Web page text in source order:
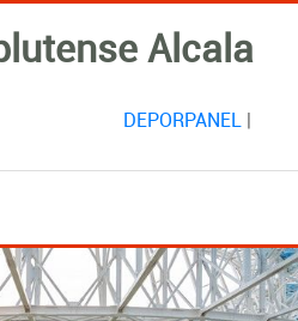
Alcala
DEPORPANEL|